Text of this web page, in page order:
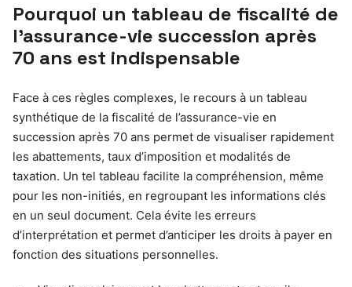
Pourquoi un tableau de fiscalité de
l’assurance-vie succession après
70 ans est indispensable
Face à ces règles complexes, le recours à un tableau
synthétique de la fiscalité de l’assurance-vie en
succession après 70 ans permet de visualiser rapidement
les abattements, taux d’imposition et modalités de
taxation. Un tel tableau facilite la compréhension, même
pour les non-initiés, en regroupant les informations clés
en un seul document. Cela évite les erreurs
d’interprétation et permet d’anticiper les droits à payer en
fonction des situations personnelles.